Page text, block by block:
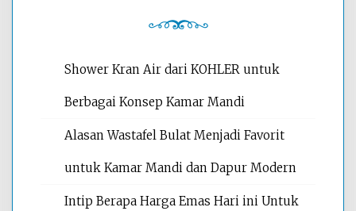
Shower Kran Air dari KOHLER untuk
Berbagai Konsep Kamar Mandi
Alasan Wastafel Bulat Menjadi Favorit
untuk Kamar Mandi dan Dapur Modern
Intip Berapa Harga Emas Hari ini Untuk